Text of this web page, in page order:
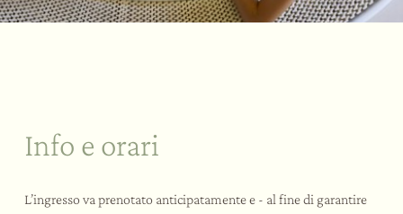
Info e orari
L’ingresso va prenotato anticipatamente e - al fine di garantire